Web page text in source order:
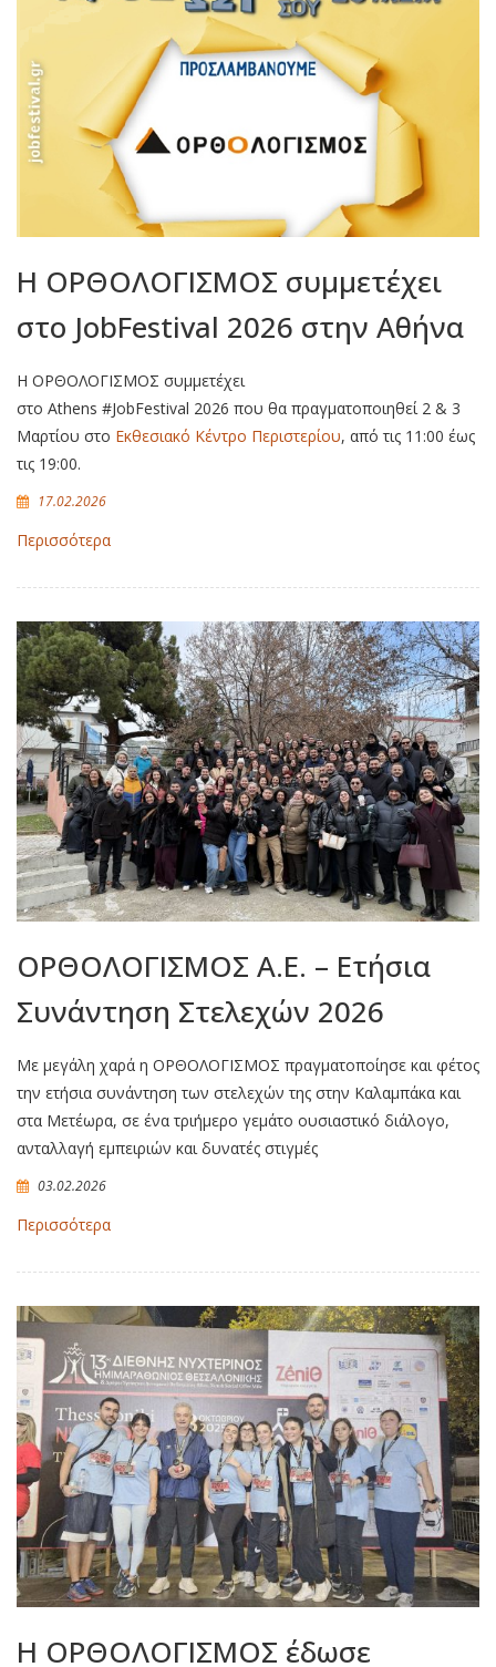
Η ΟΡΘΟΛΟΓΙΣΜΟΣ συμμετέχει
στο JobFestival 2026 στην Αθήνα
Η ΟΡΘΟΛΟΓΙΣΜΟΣ συμμετέχει
στο Athens #JobFestival 2026 που θα πραγματοποιηθεί 2 & 3
Μαρτίου στο Εκθεσιακό Κέντρο Περιστερίου, από τις 11:00 έως
τις 19:00.
17.02.2026
Περισσότερα
ΟΡΘΟΛΟΓΙΣΜΟΣ Α.Ε. – Ετήσια
Συνάντηση Στελεχών 2026
Με μεγάλη χαρά η ΟΡΘΟΛΟΓΙΣΜΟΣ πραγματοποίησε και φέτος
την ετήσια συνάντηση των στελεχών της στην Καλαμπάκα και
στα Μετέωρα, σε ένα τριήμερο γεμάτο ουσιαστικό διάλογο,
ανταλλαγή εμπειριών και δυνατές στιγμές
03.02.2026
Περισσότερα
Η ΟΡΘΟΛΟΓΙΣΜΟΣ έδωσε